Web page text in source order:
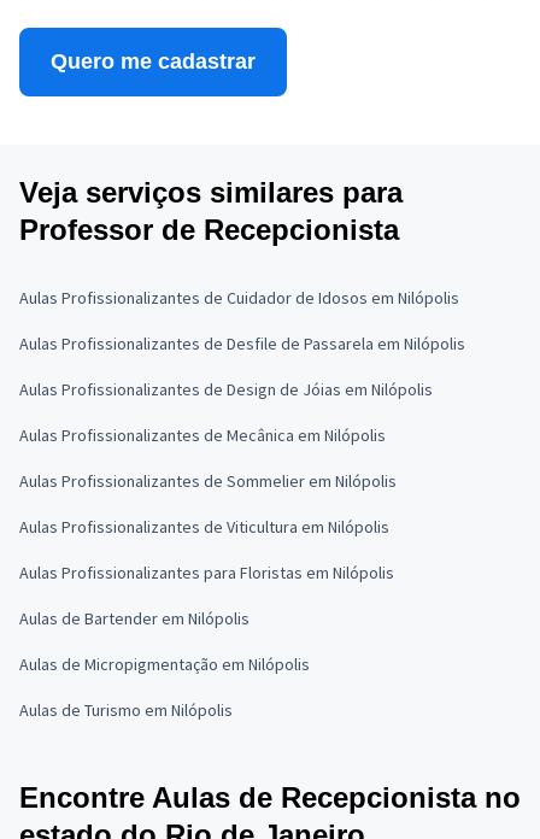
Quero me cadastrar
Veja serviços similares para
Professor de Recepcionista
Aulas Profissionalizantes de Cuidador de Idosos em Nilópolis
Aulas Profissionalizantes de Desfile de Passarela em Nilópolis
Aulas Profissionalizantes de Design de Jóias em Nilópolis
Aulas Profissionalizantes de Mecânica em Nilópolis
Aulas Profissionalizantes de Sommelier em Nilópolis
Aulas Profissionalizantes de Viticultura em Nilópolis
Aulas Profissionalizantes para Floristas em Nilópolis
Aulas de Bartender em Nilópolis
Aulas de Micropigmentação em Nilópolis
Aulas de Turismo em Nilópolis
Encontre Aulas de Recepcionista no